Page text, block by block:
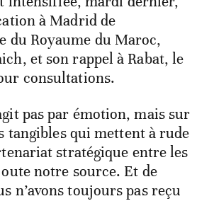
à Madrid de
du Royaume du Maroc,
et son rappel à Rabat, le
consultations.
pas par émotion, mais sur
tangibles qui mettent à rude
stratégique entre les
notre source. Et de
n’avons toujours pas reçu